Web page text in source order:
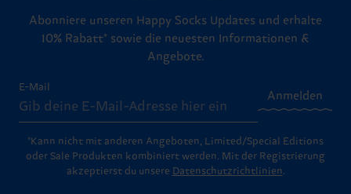
Abonniere unseren Happy Socks Updates und erhalte
10% Rabatt* sowie die neuesten Informationen &
Angebote.
E-Mail
Anmelden
*Kann nicht mit anderen Angeboten, Limited/Special Editions
oder Sale Produkten kombiniert werden. Mit der Registrierung
akzeptierst du unsere Datenschutzrichtlinien.